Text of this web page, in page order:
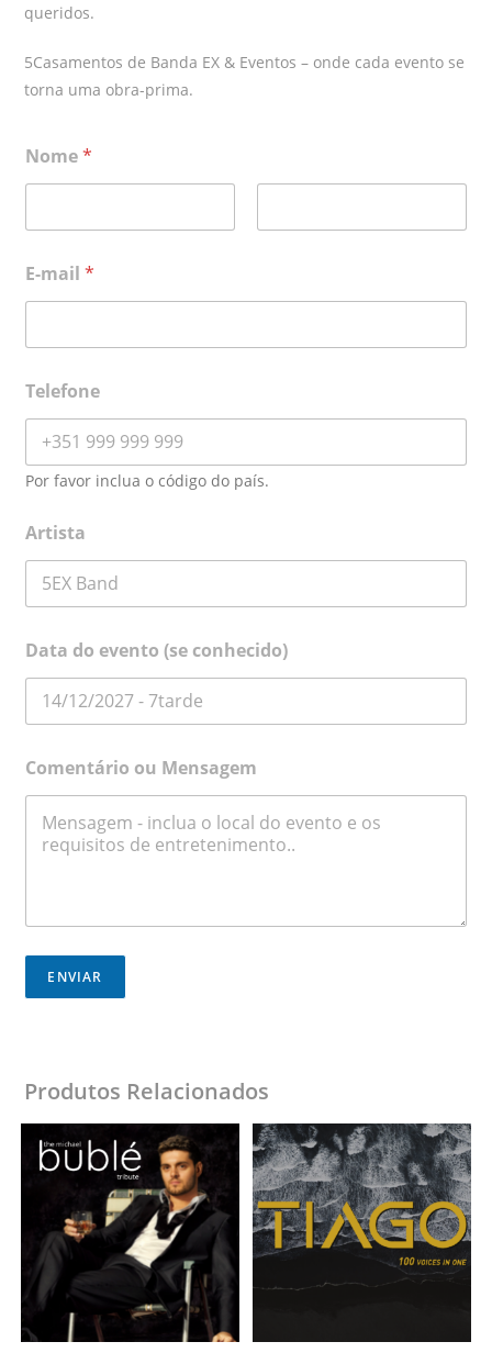
queridos.
5Casamentos de Banda EX & Eventos – onde cada evento se
torna uma obra-prima.
Nome*
E-mail*
Telefone
Por favor inclua o código do país.
-
m
i
T
e
l
f
n
Artista
Data do evento (se conhecido)
Comentário ou Mensagem
ENVIAR
Produtos Relacionados